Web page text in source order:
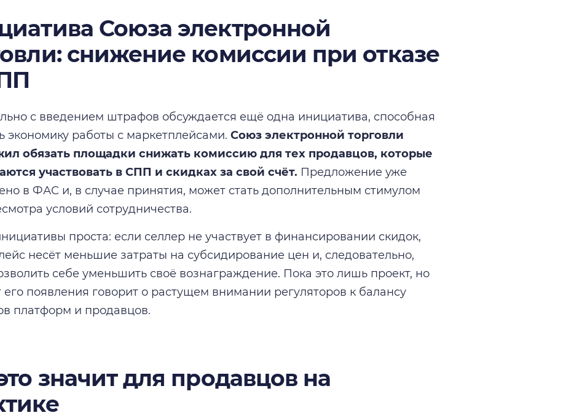
Союза электронной
снижение комиссии при отказе
с введением штрафов обсуждается ещё одна инициатива, способная
экономику работы с маркетплейсами. Союз электронной торговли
обязать площадки снижать комиссию для тех продавцов, которые
участвовать в СПП и скидках за свой счёт. Предложение уже
в ФАС и, в случае принятия, может стать дополнительным стимулом
условий сотрудничества.
проста: если селлер не участвует в финансировании скидок,
несёт меньшие затраты на субсидирование цен и, следовательно,
себе уменьшить своё вознаграждение. Пока это лишь проект, но
его появления говорит о растущем внимании регуляторов к балансу
платформ и продавцов.
значит для продавцов на